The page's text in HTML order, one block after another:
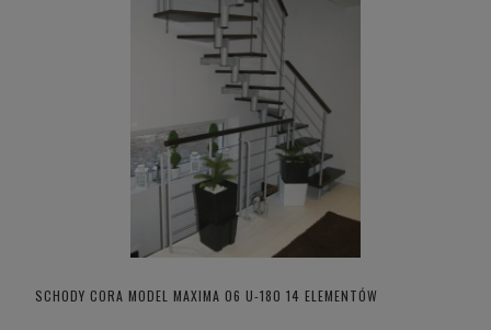
SCHODY CORA MODEL MAXIMA 06 U-180 14 ELEMENTÓW